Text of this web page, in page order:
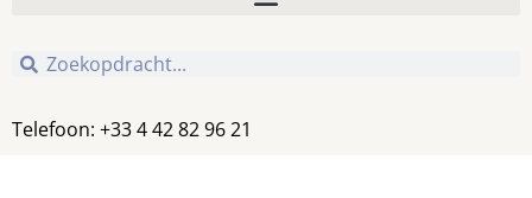
Telefoon: +33 4 42 82 96 21